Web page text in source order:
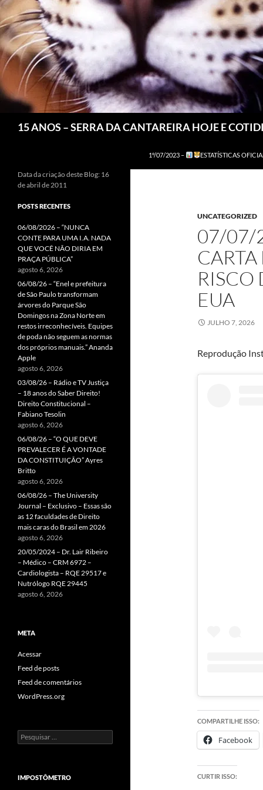
15 ANOS – SERRA DA CANTAREIRA HOJE E
1º/07/2023 – ESTATÍSTICAS
UNCATEGORIZED
07/07/
RISCO
EUA
JULHO 7, 2026
Reprodução
COMPARTILHE ISSO:
Facebook
CURTIR ISSO:
Data da criação deste Blog: 16
de abril de 2011
POSTS RECENTES
06/08/2026 – “NUNCA
CONTE PARA UMA I.A. NADA
QUE VOCÊ NÃO DIRIA EM
PRAÇA PÚBLICA”
agosto 6, 2026
06/08/26 – “Enel e prefeitura
de São Paulo transformam
árvores do Parque São
Domingos na Zona Norte em
restos irreconhecíveis. Equipes
de poda não seguem as normas
dos próprios manuais.” Ananda
Apple
agosto 6, 2026
03/08/26 – Rádio e TV Justiça
– 18 anos do Saber Direito!
Direito Constitucional –
Fabiano Tesolin
agosto 6, 2026
06/08/26 – “O QUE DEVE
PREVALECER É A VONTADE
DA CONSTITUIÇÃO” Ayres
Britto
agosto 6, 2026
06/08/26 – The University
Journal – Exclusivo – Essas são
as 12 faculdades de Direito
mais caras do Brasil em 2026
agosto 6, 2026
20/05/2024 – Dr. Lair Ribeiro
– Médico – CRM 6972 –
Cardiologista – RQE 29517 e
Nutrólogo RQE 29445
agosto 6, 2026
META
Acessar
Feed de posts
Feed de comentários
WordPress.org
Pesquisar
por:
IMPOSTÔMETRO